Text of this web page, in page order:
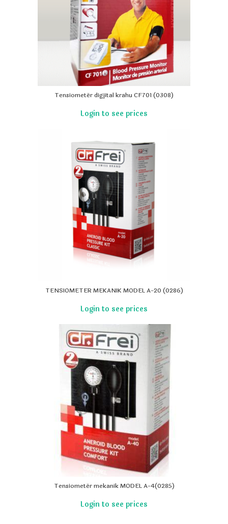
Tensiometër digjital krahu CF701 (0308)
TENSIOMETER MEKANIK MODEL A-20 (0286)
Tensiometër mekanik MODEL A-4(0285)